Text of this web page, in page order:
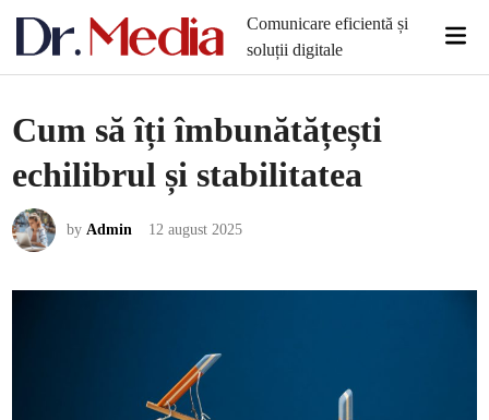
Comunicare eficientă și
soluții digitale
Cum să îți îmbunătățești
echilibrul și stabilitatea
byAdmin 12 august 2025